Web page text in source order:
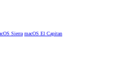
Sierra macOS El Capitan